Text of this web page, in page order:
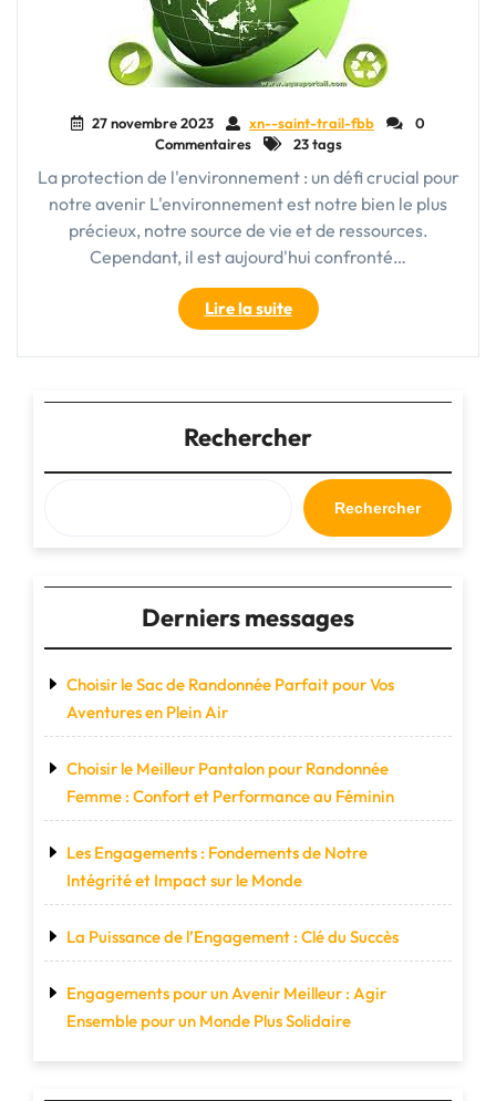
27 novembre 2023 xn--saint-trail-fbb
0
Commentaires
23 tags
La protection de l'environnement : un défi crucial pour
notre avenir L'environnement est notre bien le plus
précieux, notre source de vie et de ressources.
Cependant, il est aujourd'hui confronté…
Lire la suite"Préservation
de
l’environnement
un
engagement
essentiel
pour
notre
avenir"
Rechercher
Rechercher
Derniers messages
Choisir le Sac de Randonnée Parfait pour Vos
Aventures en Plein Air
Choisir le Meilleur Pantalon pour Randonnée
Femme : Confort et Performance au Féminin
Les Engagements : Fondements de Notre
Intégrité et Impact sur le Monde
La Puissance de l’Engagement : Clé du Succès
Engagements pour un Avenir Meilleur : Agir
Ensemble pour un Monde Plus Solidaire